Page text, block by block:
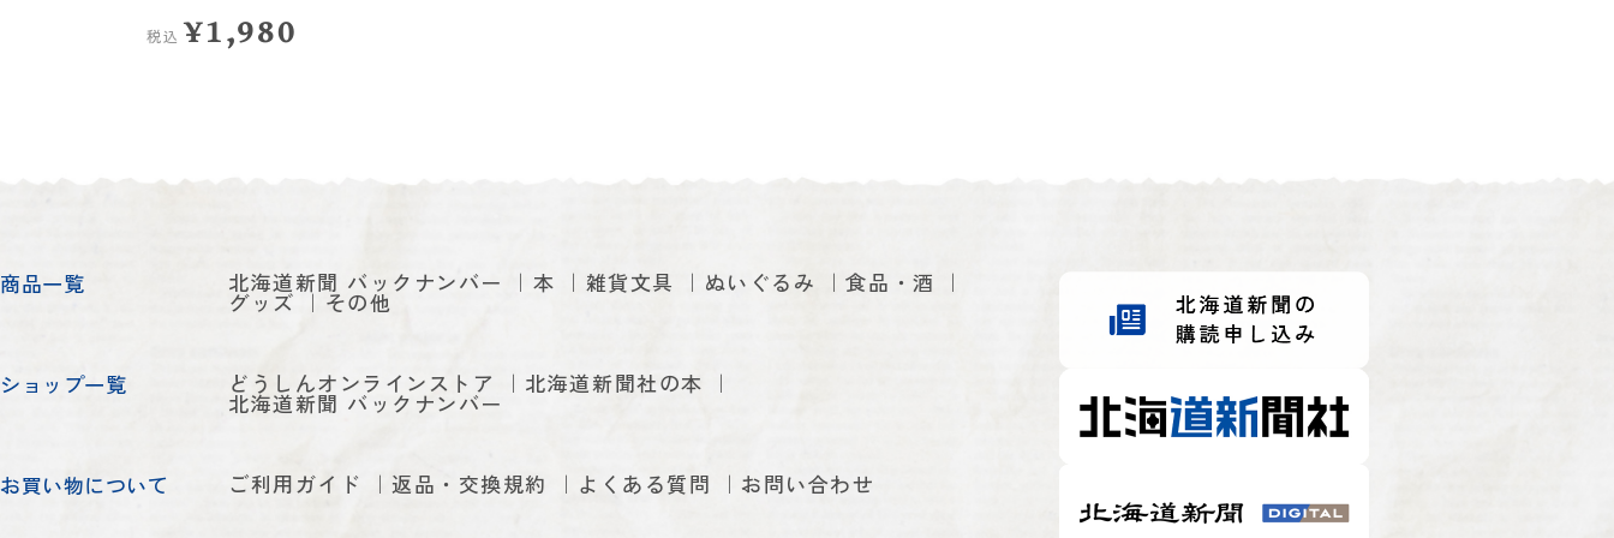
税込 ¥1,980
商品一覧 北海道新聞 バックナンバー 本 雑貨文具 ぬいぐるみ 食品・酒
グッズ その他
ショップ一覧 どうしんオンラインストア 北海道新聞社の本
北海道新聞 バックナンバー
お買い物について ご利用ガイド 返品・交換規約 よくある質問 お問い合わせ